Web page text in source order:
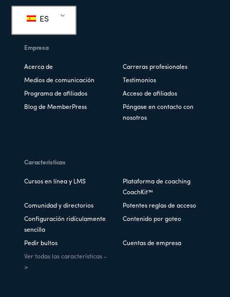
de
página
ES
Empresa
Acerca de Carreras profesionales
Medios de comunicación Testimonios
Programa de afiliados Acceso de afiliados
Blog de MemberPress
Póngase en contacto con
nosotros
Características
Cursos en línea y LMS
Plataforma de coaching
CoachKit™
Comunidad y directorios Potentes reglas de acceso
Configuración ridículamente
sencilla
Contenido por goteo
Pedir bultos Cuentas de empresa
Ver todas las características -
>